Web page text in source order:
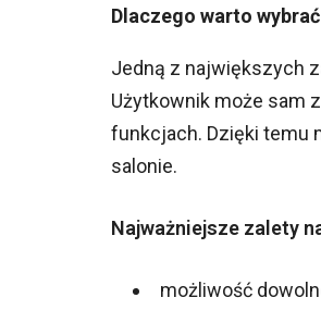
Dlaczego warto
Jedną z największych
Użytkownik może sam
funkcjach. Dzięki temu
salonie.
Najważniejsze zalety
możliwość